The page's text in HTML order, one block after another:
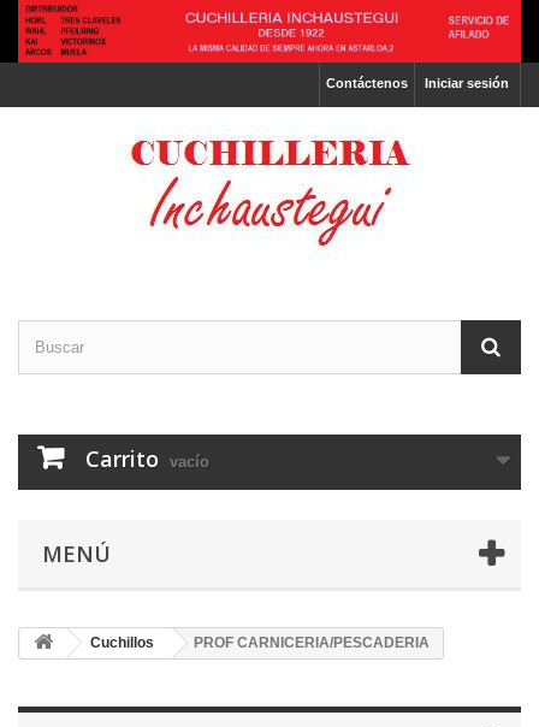
Iniciar sesión
Contáctenos
Carrito vacío
MENÚ
Cuchillos PROF CARNICERIA/PESCADERIA